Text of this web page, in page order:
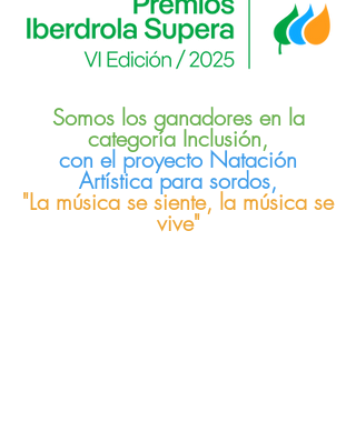
Somos los ganadores en la
categoría Inclusión,
con el proyecto Natación
Artística para sordos,
"La música se siente, la música se
vive"